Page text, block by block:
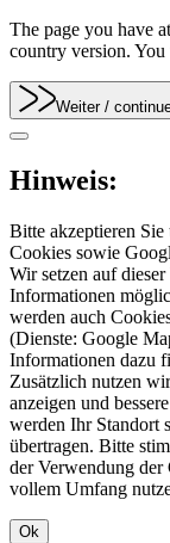
The page you have
country version. You
Weiter /
Hinweis:
Bitte akzeptieren
Cookies sowie
Wir setzen auf
Informationen
werden auch
(Dienste: Google
Informationen dazu
Zusätzlich nutzen
anzeigen und
werden Ihr Standort
übertragen. Bitte
der Verwendung der
vollem Umfang
Ok